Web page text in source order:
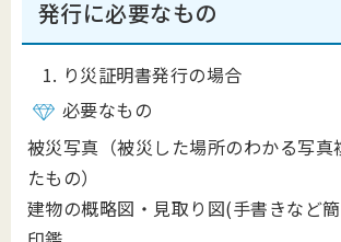
発行に必要なもの
り災証明書発行の場合
必要なもの
被災写真（被災した場所のわかる写真
たもの）
建物の概略図・見取り図(手書きなど